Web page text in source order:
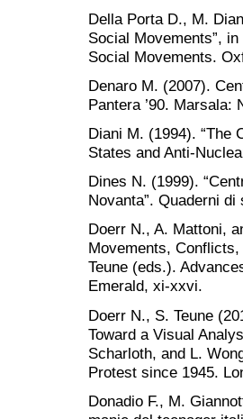
Della Porta D., M.
Social Movements”,
Social Movements.
Denaro M. (2007).
Pantera ’90. Marsala:
Diani M. (1994). “The
States and Anti-
Dines N. (1999).
Novanta”. Quaderni
Doerr N., A. Mattoni,
Movements,
Teune (eds.).
Emerald, xi-xxvi.
Doerr N., S. Teune
Toward a Visual
Scharloth, and L.
Protest since 1945.
Donadio F., M.